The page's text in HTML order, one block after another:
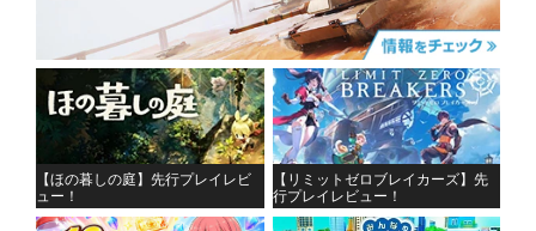
【ほの暮しの庭】先行プレイレビ
ュー！
【リミットゼロブレイカーズ】先
行プレイレビュー！